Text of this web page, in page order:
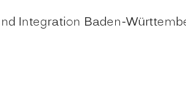
Integration Baden-